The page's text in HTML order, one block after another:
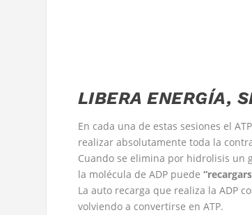
LIBERA ENERGÍA,
En cada una de estas sesiones el
realizar absolutamente toda la
Cuando se elimina por hidrolisis un
la molécula de ADP puede
La auto recarga que realiza la ADP
volviendo a convertirse en ATP.